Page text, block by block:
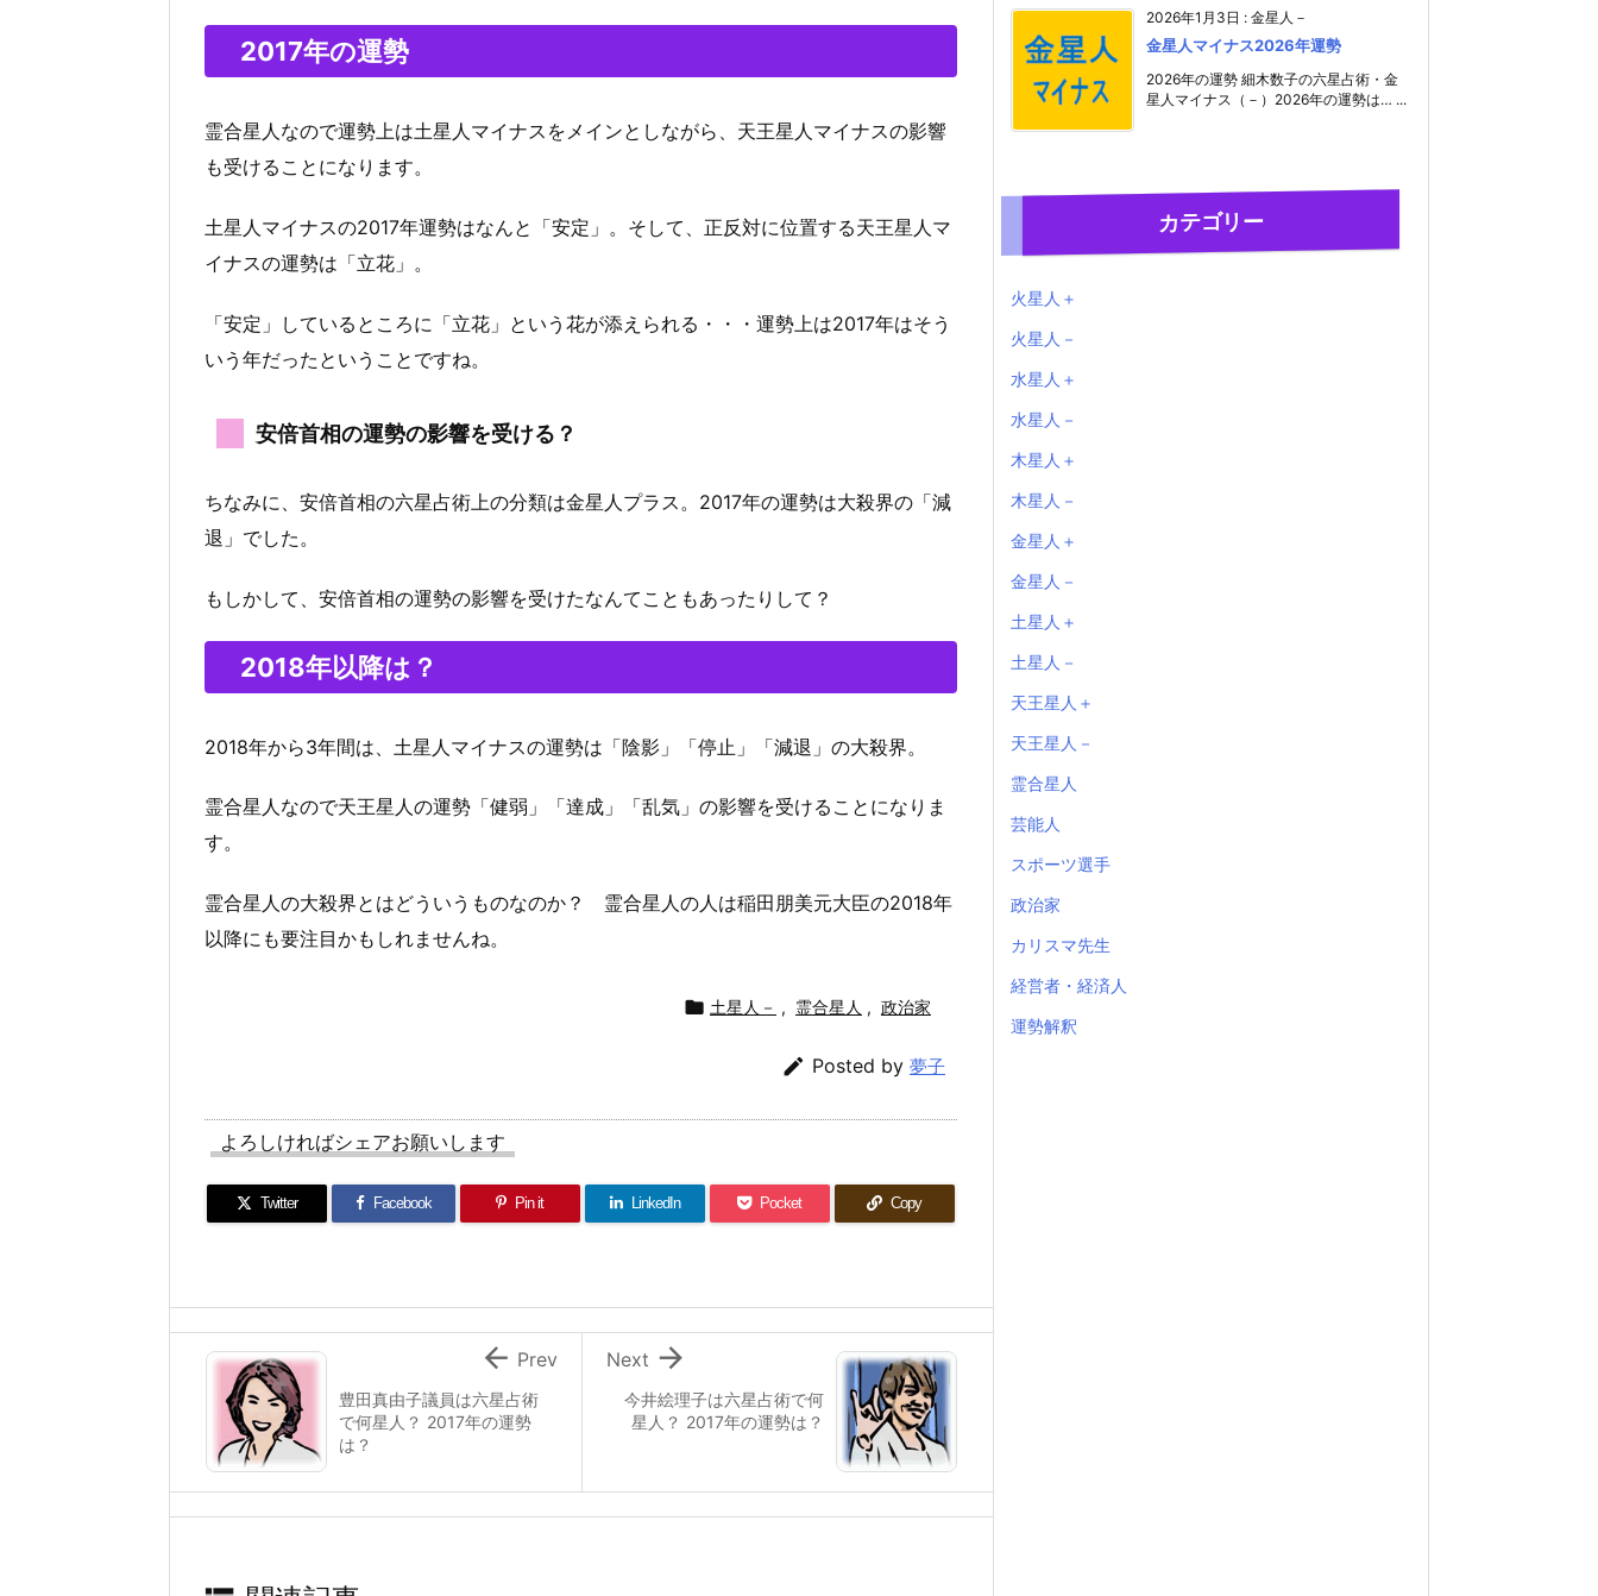
2017年の運勢
霊合星人なので運勢上は土星人マイナスをメインとしながら、天王星人マイナスの影響
も受けることになります。
土星人マイナスの2017年運勢はなんと「安定」。そして、正反対に位置する天王星人マ
イナスの運勢は「立花」。
「安定」しているところに「立花」という花が添えられる・・・運勢上は2017年はそう
いう年だったということですね。
安倍首相の運勢の影響を受ける？
ちなみに、安倍首相の六星占術上の分類は金星人プラス。2017年の運勢は大殺界の「減
退」でした。
もしかして、安倍首相の運勢の影響を受けたなんてこともあったりして？
2018年以降は？
2018年から3年間は、土星人マイナスの運勢は「陰影」「停止」「減退」の大殺界。
霊合星人なので天王星人の運勢「健弱」「達成」「乱気」の影響を受けることになりま
す。
霊合星人の大殺界とはどういうものなのか？ 霊合星人の人は稲田朋美元大臣の2018年
以降にも要注目かもしれませんね。
 土星人－ , 霊合星人 , 政治家
 Posted by 夢子
よろしければシェアお願いします
Twitter Facebook Pin it LinkedIn Pocket Copy
今井絵理子は六星占術で何
星人？ 2017年の運勢は？

Next
豊田真由子議員は六星占術
で何星人？ 2017年の運勢
は？
 Prev
2026年1月3日 : 金星人－
金星人マイナス2026年運勢
2026年の運勢 細木数子の六星占術・金
星人マイナス（－）2026年の運勢は… ...
カテゴリー
火星人＋
火星人－
水星人＋
水星人－
木星人＋
木星人－
金星人＋
金星人－
土星人＋
土星人－
天王星人＋
天王星人－
霊合星人
芸能人
スポーツ選手
政治家
カリスマ先生
経営者・経済人
運勢解釈